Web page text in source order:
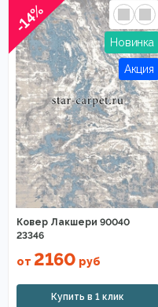
-14%
Ковер Лакшери 90040
23346
от 2160 руб